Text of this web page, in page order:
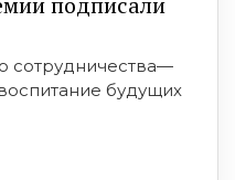
сотрудничества—
будущих